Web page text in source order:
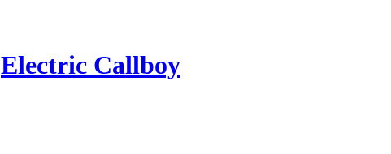
Electric Callboy